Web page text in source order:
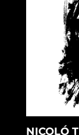
NICOLÓ